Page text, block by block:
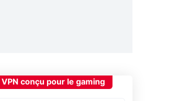
VPN conçu pour le gaming